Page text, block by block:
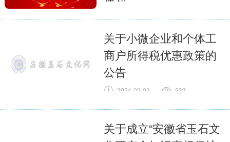
2024-04-09 249
全文
关于小微企业和个体工
商户所得税优惠政策的
公告
2024-02-02 333
关于成立“安徽省玉石文